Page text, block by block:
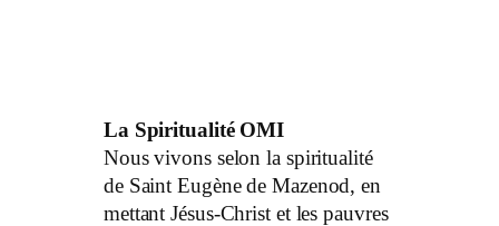
La Spiritualité OMI
Nous vivons selon la spiritualité
de Saint Eugène de Mazenod, en
mettant Jésus-Christ et les pauvres